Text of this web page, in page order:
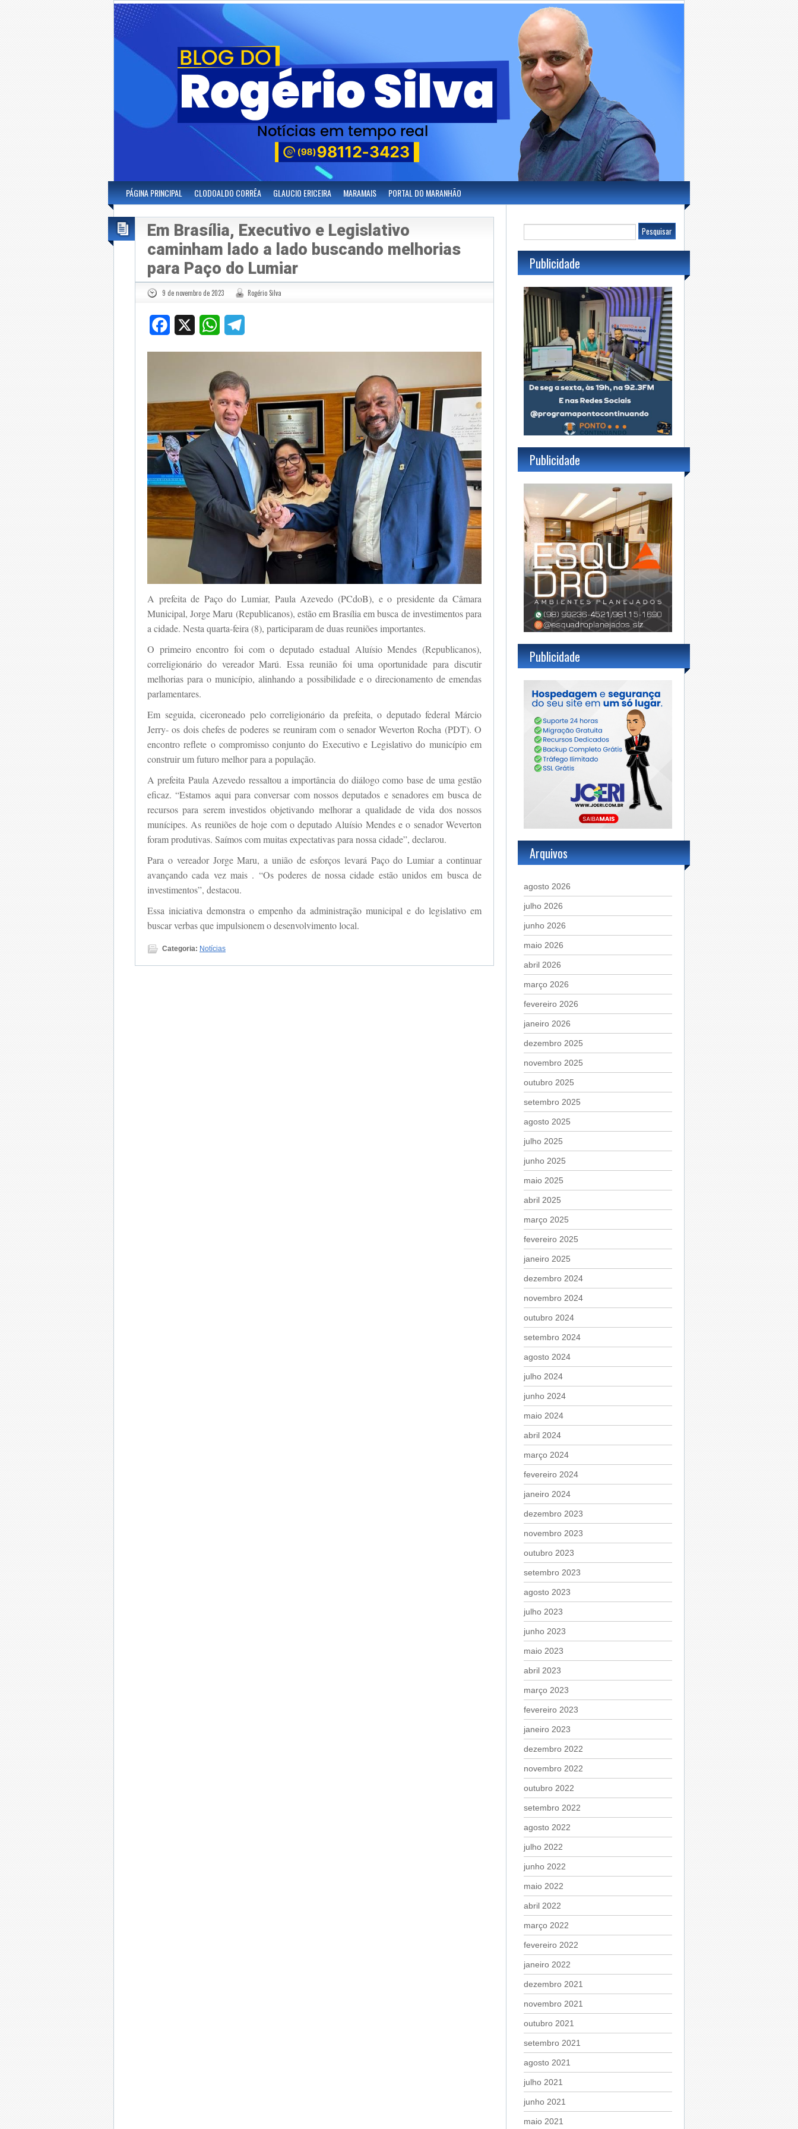
PÁGINA PRINCIPAL CLODOALDO CORRÊA GLAUCIO ERICEIRA MARAMAIS PORTAL DO MARANHÃO
Em Brasília, Executivo e Legislativo
caminham lado a lado buscando melhorias
para Paço do Lumiar
9 de novembro de 2023 Rogério Silva
Facebook WhatsApp
A prefeita de Paço do Lumiar, Paula Azevedo (PCdoB), e o presidente da Câmara
Municipal, Jorge Maru (Republicanos), estão em Brasília em busca de investimentos para
a cidade. Nesta quarta-feira (8), participaram de duas reuniões importantes.
O primeiro encontro foi com o deputado estadual Aluísio Mendes (Republicanos),
correligionário do vereador Marú. Essa reunião foi uma oportunidade para discutir
melhorias para o município, alinhando a possibilidade e o direcionamento de emendas
parlamentares.
Em seguida, ciceroneado pelo correligionário da prefeita, o deputado federal Márcio
Jerry- os dois chefes de poderes se reuniram com o senador Weverton Rocha (PDT). O
encontro reflete o compromisso conjunto do Executivo e Legislativo do município em
construir um futuro melhor para a população.
A prefeita Paula Azevedo ressaltou a importância do diálogo como base de uma gestão
eficaz. “Estamos aqui para conversar com nossos deputados e senadores em busca de
recursos para serem investidos objetivando melhorar a qualidade de vida dos nossos
munícipes. As reuniões de hoje com o deputado Aluísio Mendes e o senador Weverton
foram produtivas. Saímos com muitas expectativas para nossa cidade”, declarou.
Para o vereador Jorge Maru, a união de esforços levará Paço do Lumiar a continuar
avançando cada vez mais . “Os poderes de nossa cidade estão unidos em busca de
investimentos”, destacou.
Essa iniciativa demonstra o empenho da administração municipal e do legislativo em
buscar verbas que impulsionem o desenvolvimento local.
Categoria: Notícias
Publicidade
Publicidade
Publicidade
Arquivos
agosto 2026
julho 2026
junho 2026
maio 2026
abril 2026
março 2026
fevereiro 2026
janeiro 2026
dezembro 2025
novembro 2025
outubro 2025
setembro 2025
agosto 2025
julho 2025
junho 2025
maio 2025
abril 2025
março 2025
fevereiro 2025
janeiro 2025
dezembro 2024
novembro 2024
outubro 2024
setembro 2024
agosto 2024
julho 2024
junho 2024
maio 2024
abril 2024
março 2024
fevereiro 2024
janeiro 2024
dezembro 2023
novembro 2023
outubro 2023
setembro 2023
agosto 2023
julho 2023
junho 2023
maio 2023
abril 2023
março 2023
fevereiro 2023
janeiro 2023
dezembro 2022
novembro 2022
outubro 2022
setembro 2022
agosto 2022
julho 2022
junho 2022
maio 2022
abril 2022
março 2022
fevereiro 2022
janeiro 2022
dezembro 2021
novembro 2021
outubro 2021
setembro 2021
agosto 2021
julho 2021
junho 2021
maio 2021